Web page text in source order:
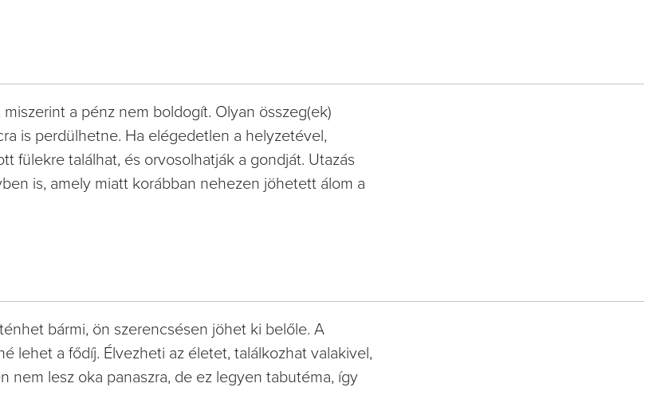
a pénz nem boldogít. Olyan összeg(ek)
is perdülhetne. Ha elégedetlen a helyzetével,
fülekre találhat, és orvosolhatják a gondját. Utazás
is, amely miatt korábban nehezen jöhetett álom a
bármi, ön szerencsésen jöhet ki belőle. A
lehet a fődíj. Élvezheti az életet, találkozhat valakivel,
lesz oka panaszra, de ez legyen tabutéma, így